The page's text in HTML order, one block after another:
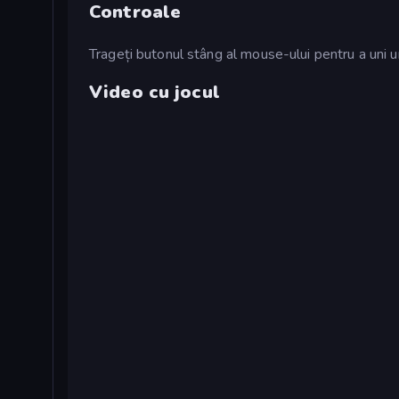
Controale
Trageți butonul stâng al mouse-ului pentru a uni
Video cu jocul